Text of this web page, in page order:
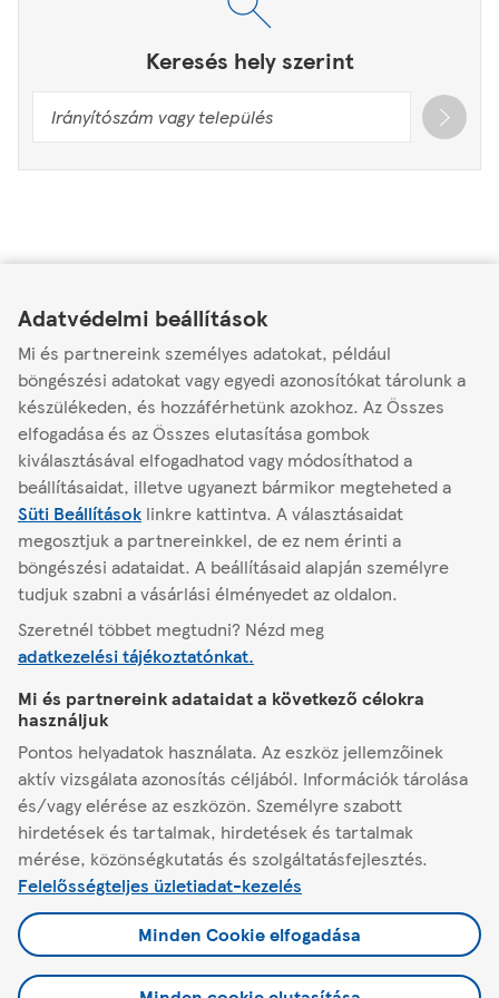
Adatvédelmi beállítások
Mi és partnereink személyes adatokat, például
böngészési adatokat vagy egyedi azonosítókat tárolunk a
készülékeden, és hozzáférhetünk azokhoz. Az Összes
elfogadása és az Összes elutasítása gombok
kiválasztásával elfogadhatod vagy módosíthatod a
beállításaidat, illetve ugyanezt bármikor megteheted a
Süti Beállítások linkre kattintva. A választásaidat
megosztjuk a partnereinkkel, de ez nem érinti a
böngészési adataidat. A beállításaid alapján személyre
tudjuk szabni a vásárlási élményedet az oldalon.
Szeretnél többet megtudni? Nézd meg
adatkezelési tájékoztatónkat.
Mi és partnereink adataidat a következő célokra
használjuk
Pontos helyadatok használata. Az eszköz jellemzőinek
aktív vizsgálata azonosítás céljából. Információk tárolása
és/vagy elérése az eszközön. Személyre szabott
hirdetések és tartalmak, hirdetések és tartalmak
mérése, közönségkutatás és szolgáltatásfejlesztés.
Felelősségteljes üzletiadat-kezelés
Minden Cookie elfogadása
Keresés hely szerint
Tesco Szupermarket
Tesco Szupermarket Gyömrő
Mendei u. 2.
2230
Nyitva-Zárás: 21:00
Áruház adatai Áruház kínálata
Gyomro
A Tescóról
Segítség
Minden, ami Tesco
Jogi tudnivalók és beállítások